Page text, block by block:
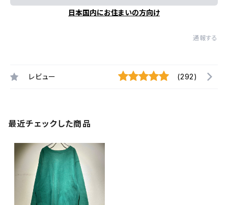
日本国内にお住まいの方向け
通報する
レビュー (292)
最近チェックした商品